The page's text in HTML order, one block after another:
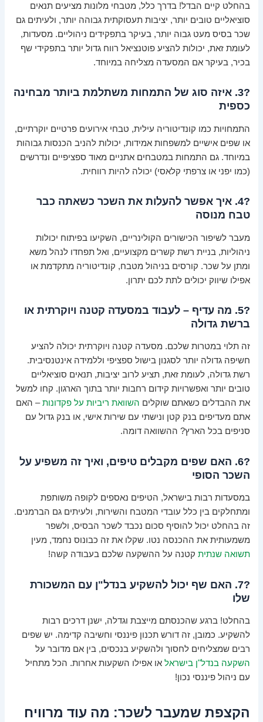
בהחלט קיים הבדל! בדרך כלל, מטבחי מלונות מציעים תנאים
סוציאליים טובים יותר, יציבות תעסוקתית גבוהה יותר, ולעיתים גם
שכר בסיס מעט גבוה יותר, בעיקר בתפקידים ניהוליים. מסעדות,
לעומת זאת, יכולות להציע פוטנציאל רווח גדול יותר בתפקידי שף
בכיר, בעיקר אם המסעדה מצליחה במיוחד.
?3. איזה סוג של התמחות משתלמת ביותר מבחינה
כספית
התמחויות כמו קונדיטוריה עילית, טבחי אירועים פרטיים יוקרתיים,
או שפים אישיים למשפחות אמידות, יכולות להניב הכנסות גבוהות
במיוחד. גם התמחות במטבחים אתניים מאוד ספציפיים ונדרשים
(כמו יפני או צרפתי קלאסי) יכולה להיות רווחית.
?4. איך אפשר להעלות את השכר כשאתה כבר
טבח מנוסה
מעבר לשיפור הכישורים הקולינריים, השקיעו בפיתוח יכולות
ניהוליות, בניית רשת קשרים מקצועיים, ואל תפחדו לנהל משא
ומתן על שכר. קורסים בניהול מטבח, קונדיטוריה מתקדמת או
אפילו שיווק יכולים לתת לכם יתרון.
?5. מה עדיף – לעבוד במסעדה קטנה ויוקרתית או
ברשת גדולה
זה תלוי במטרות שלכם. מסעדה קטנה ויוקרתית יכולה להציע
חשיפה גדולה יותר לסגנון בישול ספציפי וללמידה אינטנסיבית.
רשת גדולה, לעומת זאת, תציע לרוב יציבות, תנאים סוציאליים
טובים יותר ואפשרויות קידום רחבות יותר בתוך הארגון. קחו למשל
את ההבדלים כשאתם שוקלים השוואת ריביות על פקדונות– האם
אתם מעדיפים בנק קטן ונישתי עם שירות אישי, או בנק גדול עם
סניפים בכל הארץ? ההשוואה דומה.
?6. האם שפים מקבלים טיפים, ואיך זה משפיע על
השכר הסופי
במסעדות רבות בישראל, הטיפים נאספים לקופה משותפת
ומתחלקים בין כלל עובדי המטבח והשירות, ולעיתים גם הברמנים.
זה בהחלט יכול להוסיף סכום נכבד לשכר הבסיס, ולשפר
משמעותית את ההכנסה נטו. שקלו את זה כבונוס נחמד, מעין
תשואה שנתית קטנה על ההשקעה שלכם בעבודה קשה!
?7. האם שף יכול להשקיע בנדל"ן עם המשכורת
שלו
בהחלט! ברגע שהכנסתם מייצבת וגדלה, ישנן דרכים רבות
להשקיע. כמובן, זה דורש תכנון פיננסי וחשיבה קדימה. יש שפים
רבים שמצליחים לחסוך ולהשקיע בנכסים, בין אם מדובר על
השקעה בנדל"ן בישראל או אפילו השקעות אחרות. הכל מתחיל
עם ניהול פיננסי נכון!
הקצפת שמעבר לשכר: מה עוד מרוויח